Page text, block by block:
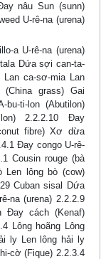
nâu Sun (sunn)
U-rê-na (urena)
a U-rê-na (urena)
Dứa sợi can-ta-
Lan ca-sơ-mia Lan
grass) Gai
ti-lon (Abutilon)
2.2.2.10 Đay
fibre) Xơ dừa
Đay congo U-rê-
Cousin rouge (bà
Len lông bò (cow)
Cuban sisal Dứa
na (urena) 2.2.2.9
Đay cách (Kenaf)
Lông hoãng Lông
ly Len lông hải ly
cờ (Fique) 2.2.3.4